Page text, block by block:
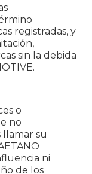
registradas, y
sin la debida
o
no
su
ni
de los